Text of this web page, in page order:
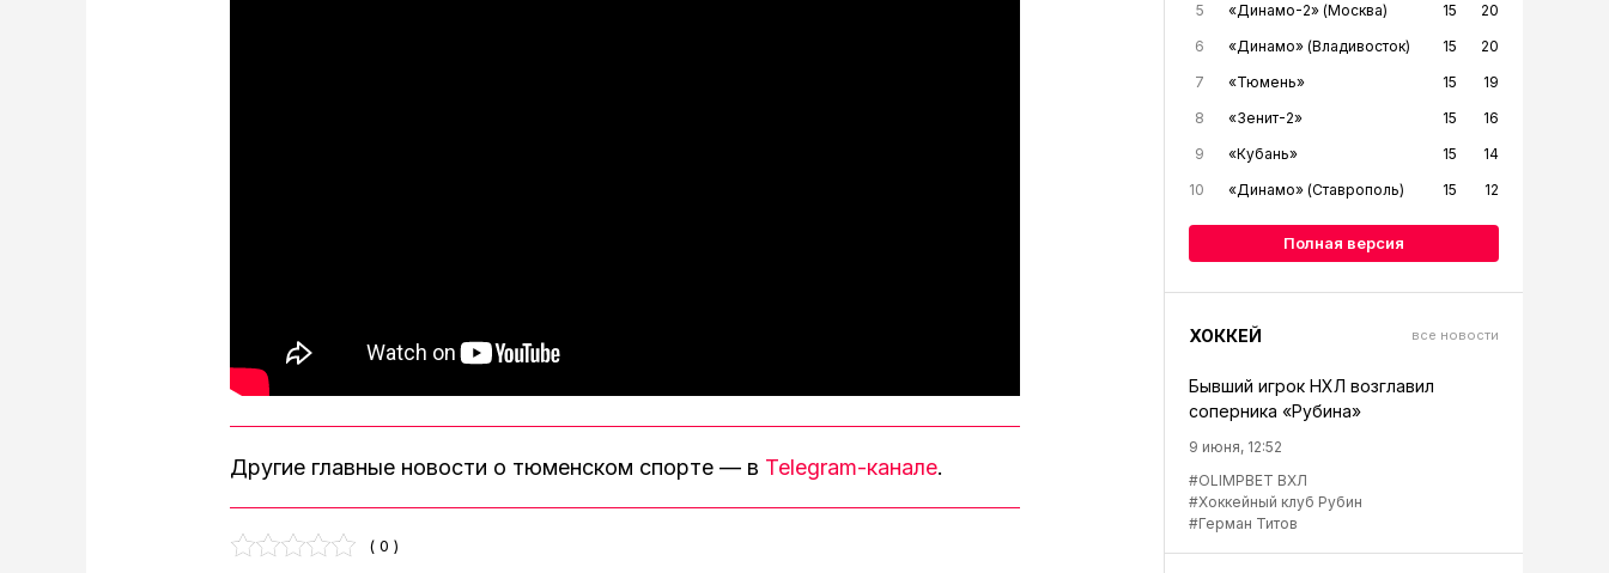
Другие главные новости о тюменском спорте — в Telegram-канале.
( 0 )
5
«Динамо-2» (Москва) 15
20
6
«Динамо» (Владивосток) 15
20
7
«Тюмень» 15
19
8
«Зенит-2» 15
16
9
«Кубань» 15
14
10
«Динамо» (Ставрополь) 15 12
Полная версия
ХОККЕЙ все новости
Бывший игрок НХЛ возглавил
соперника «Рубина»
9 июня, 12:52
#OLIMPBET ВХЛ
#Хоккейный клуб Рубин
#Герман Титов